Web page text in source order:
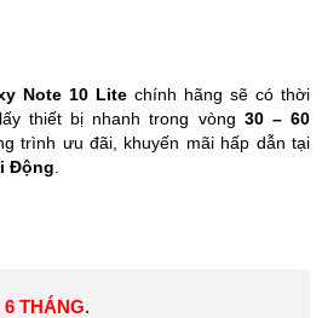
Note 10 Lite chính hãng sẽ có thời
lấy thiết bị nhanh trong vòng 30 – 60
trình ưu đãi, khuyến mãi hấp dẫn tại
Động
Note 10
bị các vấn đề như: chai pin, sạc
6 THÁNG.